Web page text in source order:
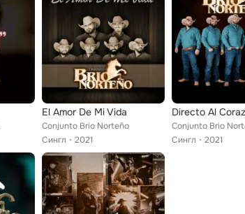
El Amor De Mi Vida
Conjunto Brio Norteño
Сингл
2021
Directo Al
Conjunto Brio
Сингл
2021